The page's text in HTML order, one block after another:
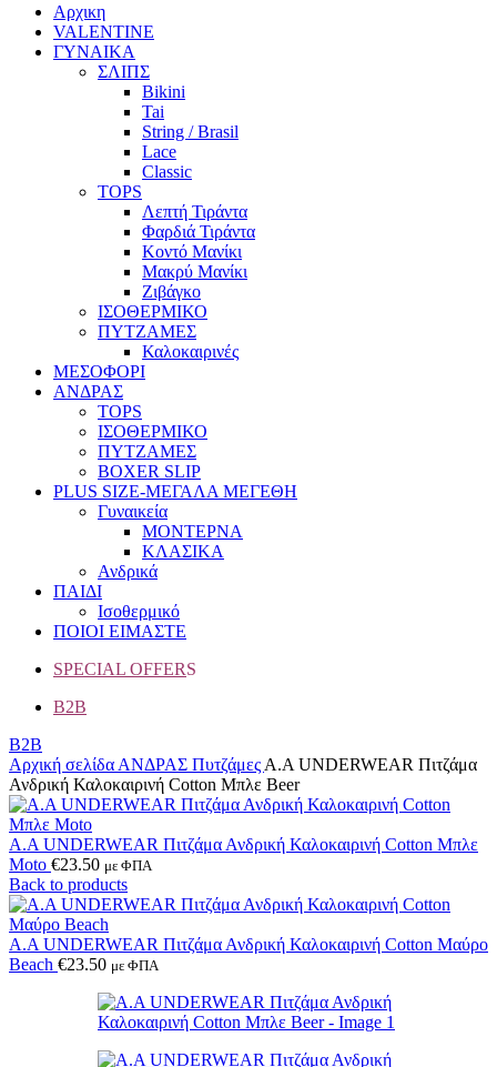
Αρχικη
VALENTINE
ΓΥΝΑΙΚΑ
ΣΛΙΠΣ
Bikini
Tai
String / Brasil
Lace
Classic
TOPS
Λεπτή Τιράντα
Φαρδιά Τιράντα
Κοντό Μανίκι
Μακρύ Μανίκι
Ζιβάγκο
ΙΣΟΘΕΡΜΙΚΟ
ΠΥΤΖΑΜΕΣ
Καλοκαιρινές
ΜΕΣΟΦΟΡΙ
ΑΝΔΡΑΣ
TOPS
ΙΣΟΘΕΡΜΙΚΟ
ΠΥΤΖΑΜΕΣ
BOXER SLIP
PLUS SIZE-ΜΕΓΑΛΑ ΜΕΓΕΘΗ
Γυναικεία
ΜΟΝΤΕΡΝΑ
ΚΛΑΣΙΚΑ
Ανδρικά
ΠΑΙΔΙ
Ισοθερμικό
ΠΟΙΟΙ ΕΙΜΑΣΤΕ
SPECIAL OFFERS
B2B
B2B
Αρχική σελίδα ΑΝΔΡΑΣ Πυτζάμες Α.A UNDERWEAR Πιτζάμα
Ανδρική Καλοκαιρινή Cotton Μπλε Beer
Α.A UNDERWEAR Πιτζάμα Ανδρική Καλοκαιρινή Cotton Μπλε
Moto €23.50 με ΦΠΑ
Back to products
Α.A UNDERWEAR Πιτζάμα Ανδρική Καλοκαιρινή Cotton Μαύρο
Βeach €23.50 με ΦΠΑ